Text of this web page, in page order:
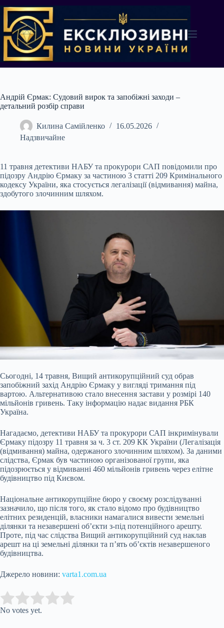
до
вмісту
Андрій Єрмак: Судовий вирок та запобіжні заходи –
детальний розбір справи
Килина Самійленко
16.05.2026
Надзвичайне
11 травня детективи НАБУ та прокурори САП повідомили про
підозру Андрію Єрмаку за частиною 3 статті 209 Кримінального
кодексу України, яка стосується легалізації (відмивання) майна,
здобутого злочинним шляхом.
Сьогодні, 14 травня, Вищий антикорупційний суд обрав
запобіжний захід Андрію Єрмаку у вигляді тримання під
вартою. Альтернативою стало внесення застави у розмірі 140
мільйонів гривень. Таку інформацію надає видання РБК
Україна.
Нагадаємо, детективи НАБУ та прокурори САП інкримінували
Єрмаку підозру 11 травня за ч. 3 ст. 209 КК України (Легалізація
(відмивання) майна, одержаного злочинним шляхом). За даними
слідства, Єрмак був частиною організованої групи, яка
підозрюється у відмиванні 460 мільйонів гривень через елітне
будівництво під Києвом.
Національне антикорупційне бюро у своєму розслідуванні
зазначило, що після того, як стало відомо про будівництво
елітних резиденцій, власники намагалися вивести земельні
ділянки та незавершені об’єкти з-під потенційного арешту.
Проте, під час слідства Вищий антикорупційний суд наклав
арешт на ці земельні ділянки та п’ять об’єктів незавершеного
будівництва.
Джерело новини: varta1.com.ua
Rate this item:
No votes yet.